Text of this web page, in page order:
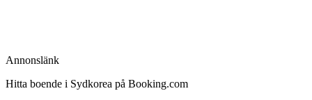
Annonslänk
Hitta boende i Sydkorea på Booking.com